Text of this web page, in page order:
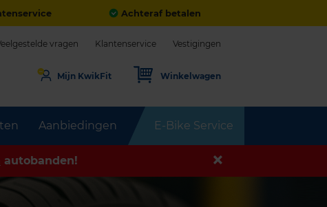
Achteraf betalen
Aanbiedingen E-Bike Service
vragen Klantenservice Vestigingen
Mijn KwikFit Winkelwagen
autobanden!